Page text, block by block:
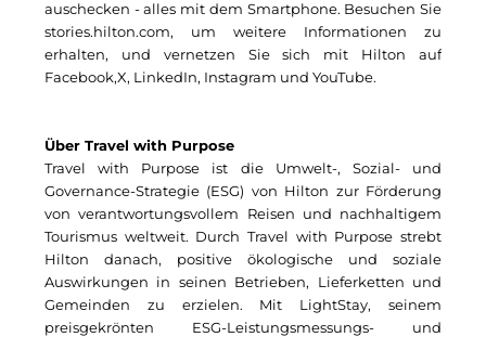
Rock Capital Group
Schwaiger Group
Starlab International GmbH
The Q
The Scandinavian Ensemble
The Stack
The Verse
auschecken - alles mit dem Smartphone. Besuchen Sie
stories.hilton.com, um weitere Informationen zu
erhalten, und vernetzen Sie sich mit Hilton auf
Facebook,X, LinkedIn, Instagram und YouTube.
Über Travel with Purpose
Travel with Purpose ist die Umwelt-, Sozial- und
Governance-Strategie (ESG) von Hilton zur Förderung
von verantwortungsvollem Reisen und nachhaltigem
Tourismus weltweit. Durch Travel with Purpose strebt
Hilton danach, positive ökologische und soziale
Auswirkungen in seinen Betrieben, Lieferketten und
Gemeinden zu erzielen. Mit LightStay, seinem
preisgekrönten ESG-Leistungsmessungs- und